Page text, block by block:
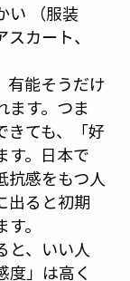
い （服装
カート、
有能そうだけ
ます。つま
きても、「好
す。日本で
抗感をもつ人
出ると初期
。
と、いい人
度」は高く